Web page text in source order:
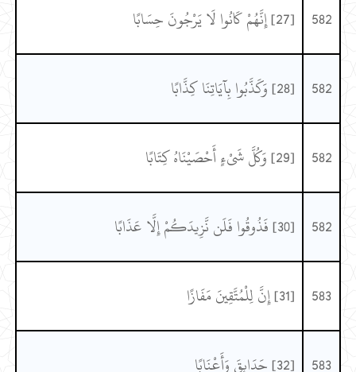
582 [27] إِنَّهُمْ كَانُوا لَا يَرْجُونَ حِسَابًا
582 [28] وَكَذَّبُوا بِآيَاتِنَا كِذَّابًا
582 [29] وَكُلَّ شَيْءٍ أَحْصَيْنَاهُ كِتَابًا
582 [30] فَذُوقُوا فَلَن نَّزِيدَكُمْ إِلَّا عَذَابًا
583 [31] إِنَّ لِلْمُتَّقِينَ مَفَازًا
583 [32] حَدَائِقَ وَأَعْنَابًا